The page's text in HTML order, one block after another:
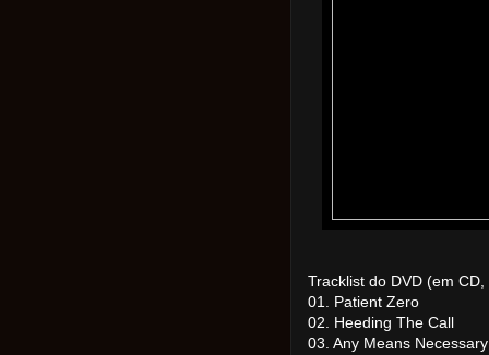
Tracklist do DVD (em
01. Patient Zero
02. Heeding The Call
03. Any Means Necessary